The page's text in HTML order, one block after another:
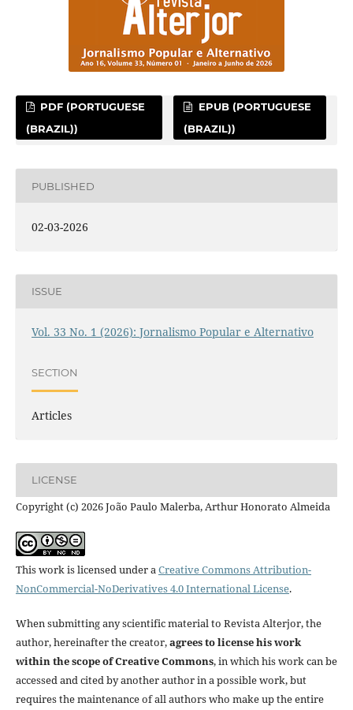
PDF (PORTUGUESE
(BRAZIL))
EPUB (PORTUGUESE
(BRAZIL))
PUBLISHED
02-03-2026
ISSUE
Vol. 33 No. 1 (2026): Jornalismo Popular e Alternativo
SECTION
Articles
LICENSE
Copyright (c) 2026 João Paulo Malerba, Arthur Honorato Almeida
This work is licensed under a Creative Commons Attribution-
NonCommercial-NoDerivatives 4.0 International License.
When submitting any scientific material to Revista Alterjor, the
author, hereinafter the creator,agrees to license his work
within the scope of Creative Commons, in which his work can be
accessed and cited by another author in a possible work, but
requires the maintenance of all authors who make up the entire